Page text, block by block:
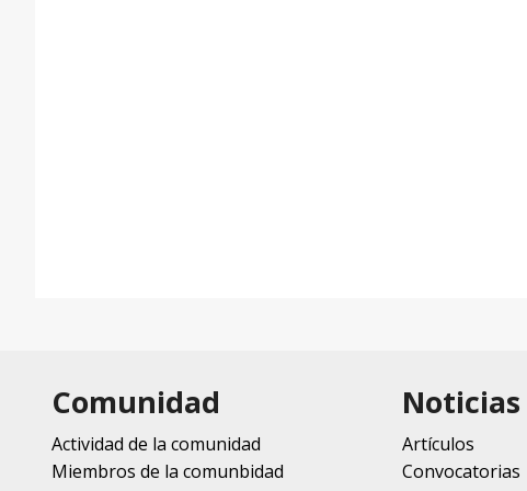
Comunidad
Actividad de la comunidad
Miembros de la comunbidad
Noticias
Artículos
Convocatorias